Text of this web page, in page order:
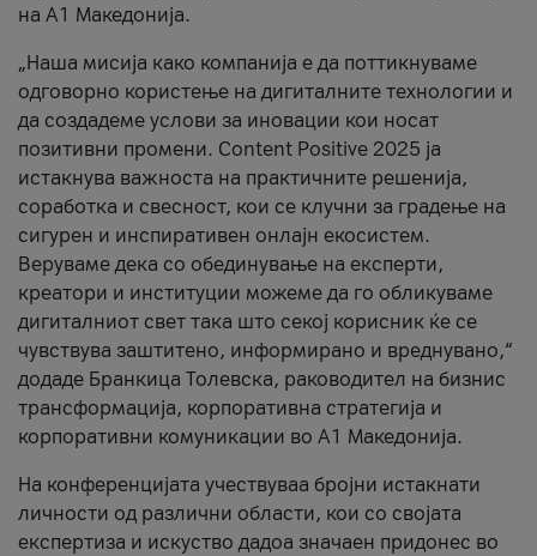
на А1 Македонија.
„Наша мисија како компанија е да поттикнуваме
одговорно користење на дигиталните технологии и
да создадеме услови за иновации кои носат
позитивни промени. Content Positive 2025 ја
истакнува важноста на практичните решенија,
соработка и свесност, кои се клучни за градење на
сигурен и инспиративен онлајн екосистем.
Веруваме дека со обединување на експерти,
креатори и институции можеме да го обликуваме
дигиталниот свет така што секој корисник ќе се
чувствува заштитено, информирано и вреднувано,“
додаде Бранкица Толевска, раководител на бизнис
трансформација, корпоративна стратегија и
корпоративни комуникации во А1 Македонија.
На конференцијата учествуваа бројни истакнати
личности од различни области, кои со својата
експертиза и искуство дадоа значаен придонес во